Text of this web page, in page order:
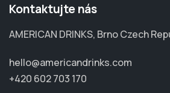
Kontaktujte nás
AMERICAN DRINKS, Brno Czech
hello@americandrinks.com
+420 602 703 170